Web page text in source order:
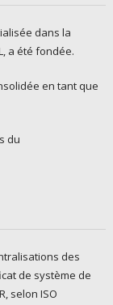
dans la
a été fondée.
en tant que
du
des
de système de
selon ISO